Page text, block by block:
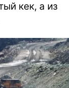
кек, а из